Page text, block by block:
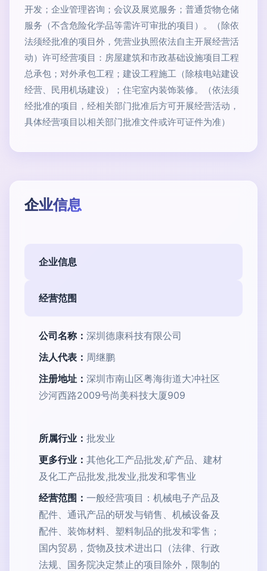
开发；企业管理咨询；会议及展览服务；普通货物仓储
服务（不含危险化学品等需许可审批的项目）。（除依
法须经批准的项目外，凭营业执照依法自主开展经营活
动）许可经营项目：房屋建筑和市政基础设施项目工程
总承包；对外承包工程；建设工程施工（除核电站建设
经营、民用机场建设）；住宅室内装饰装修。（依法须
经批准的项目，经相关部门批准后方可开展经营活动，
具体经营项目以相关部门批准文件或许可证件为准）
企业信息
企业信息
经营范围
公司名称： 深圳德康科技有限公司
法人代表： 周继鹏
注册地址： 深圳市南山区粤海街道大冲社区
沙河西路2009号尚美科技大厦909
所属行业： 批发业
更多行业： 其他化工产品批发,矿产品、建材
及化工产品批发,批发业,批发和零售业
经营范围： 一般经营项目：机械电子产品及
配件、通讯产品的研发与销售、机械设备及
配件、装饰材料、塑料制品的批发和零售；
国内贸易，货物及技术进出口（法律、行政
法规、国务院决定禁止的项目除外，限制的